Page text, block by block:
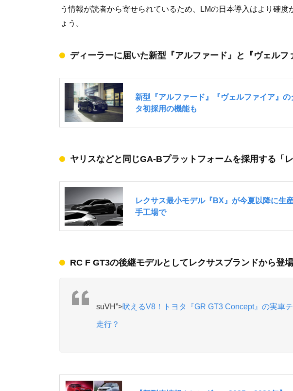
う情報が読者から寄せられているため、LMの日本導入はより確度
ょう。
ディーラーに届いた新型『アルファード』と『ヴェルフ
ヤリスなどと同じGA-Bプラットフォームを採用する「
RC F GT3の後継モデルとしてレクサスブランドから登
suVH”>吠えるV8！トヨタ『GR GT3 Concept』の実車
走行？